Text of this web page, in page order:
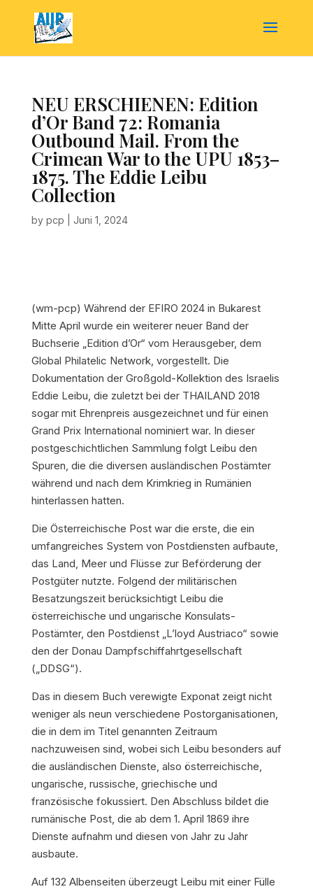
NEU ERSCHIENEN: Edition
d’Or Band 72: Romania
Outbound Mail. From the
Crimean War to the UPU 1853–
1875. The Eddie Leibu
Collection
by pcp Juni 1, 2024
(wm-pcp) Während der EFIRO 2024 in Bukarest
Mitte April wurde ein weiterer neuer Band der
Buchserie „Edition d’Or“ vom Herausgeber, dem
Global Philatelic Network, vorgestellt. Die
Dokumentation der Großgold-Kollektion des Israelis
Eddie Leibu, die zuletzt bei der THAILAND 2018
sogar mit Ehrenpreis ausgezeichnet und für einen
Grand Prix International nominiert war. In dieser
postgeschichtlichen Sammlung folgt Leibu den
Spuren, die die diversen ausländischen Postämter
während und nach dem Krimkrieg in Rumänien
hinterlassen hatten.
Die Österreichische Post war die erste, die ein
umfangreiches System von Postdiensten aufbaute,
das Land, Meer und Flüsse zur Beförderung der
Postgüter nutzte. Folgend der militärischen
Besatzungszeit berücksichtigt Leibu die
österreichische und ungarische Konsulats-
Postämter, den Postdienst „L’loyd Austriaco“ sowie
den der Donau Dampfschiffahrtgesellschaft
(„DDSG“).
Das in diesem Buch verewigte Exponat zeigt nicht
weniger als neun verschiedene Postorganisationen,
die in dem im Titel genannten Zeitraum
nachzuweisen sind, wobei sich Leibu besonders auf
die ausländischen Dienste, also österreichische,
ungarische, russische, griechische und
französische fokussiert. Den Abschluss bildet die
rumänische Post, die ab dem 1. April 1869 ihre
Dienste aufnahm und diesen von Jahr zu Jahr
ausbaute.
Auf 132 Albenseiten überzeugt Leibu mit einer Fülle